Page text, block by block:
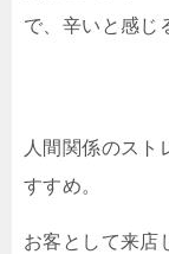
で、辛いと感じ
人間関係のスト
すすめ。
お客として来店